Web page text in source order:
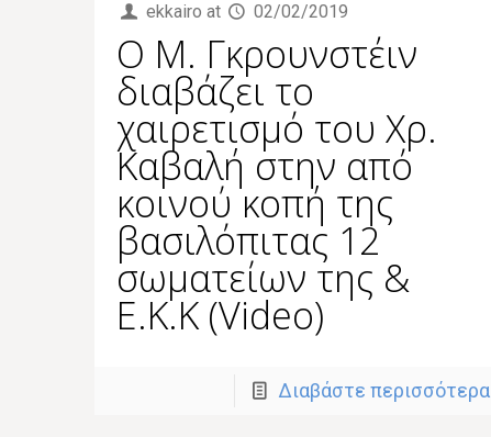
ekkairo at 02/02/2019
Ο Μ. Γκρουνστέιν
διαβάζει το
χαιρετισμό του Χρ.
Καβαλή στην από
κοινού κοπή της
βασιλόπιτας 12
σωματείων της &
Ε.Κ.Κ (Video)
Διαβάστε περισσότερα